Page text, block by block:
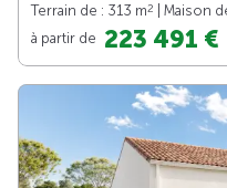
Terrain de : 313 m2 | Maison
à partir de 223 491 €